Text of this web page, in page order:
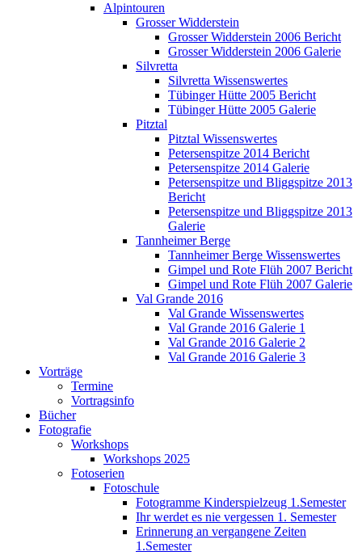
Alpintouren
Grosser Widderstein
Grosser Widderstein 2006 Bericht
Grosser Widderstein 2006 Galerie
Silvretta
Silvretta Wissenswertes
Tübinger Hütte 2005 Bericht
Tübinger Hütte 2005 Galerie
Pitztal
Pitztal Wissenswertes
Petersenspitze 2014 Bericht
Petersenspitze 2014 Galerie
Petersenspitze und Bliggspitze 2013
Bericht
Petersenspitze und Bliggspitze 2013
Galerie
Tannheimer Berge
Tannheimer Berge Wissenswertes
Gimpel und Rote Flüh 2007 Bericht
Gimpel und Rote Flüh 2007 Galerie
Val Grande 2016
Val Grande Wissenswertes
Val Grande 2016 Galerie 1
Val Grande 2016 Galerie 2
Val Grande 2016 Galerie 3
Vorträge
Termine
Vortragsinfo
Bücher
Fotografie
Workshops
Workshops 2025
Fotoserien
Fotoschule
Fotogramme Kinderspielzeug 1.Semester
Ihr werdet es nie vergessen 1. Semester
Erinnerung an vergangene Zeiten
1.Semester